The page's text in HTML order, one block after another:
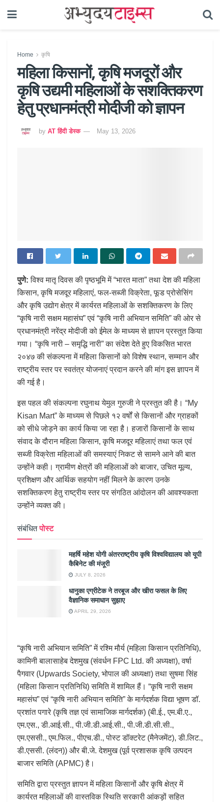
Home कृषि
महिला किसानों, कृषि मजदूरों और
कृषि उद्यमी महिलाओं के सशक्तिकरण
हेतु प्रधानमंत्री मोदीजी को ज्ञापन
by AT हिंदी डेस्क May 13, 2026
पुणे: विश्व मातृ दिवस की पृष्ठभूमि में “भारत माता” तथा देश की महिला
किसान, कृषि मजदूर महिलाएं, फल-सब्जी विक्रेता, फूड प्रोसेसिंग
और कृषि उद्योग क्षेत्र में कार्यरत महिलाओं के सशक्तिकरण के लिए
“कृषि नारी सक्षम महासंघ” एवं “कृषि नारी अभियान समिति” की ओर से
प्रधानमंत्री नरेंद्र मोदीजी को ईमेल के माध्यम से ज्ञापन प्रस्तुत किया
गया। “कृषि नारी – समृद्धि नारी” का संदेश देते हुए विकसित भारत
२०४७ की संकल्पना में महिला किसानों को विशेष स्थान, सम्मान और
राष्ट्रीय स्तर पर स्वतंत्र योजनाएं प्रदान करने की मांग इस ज्ञापन में
की गई है।
इस पहल की संकल्पना रघुनाथ येमुल गुरुजी ने प्रस्तुत की है। “My
Kisan Mart” के माध्यम से पिछले १२ वर्षों से किसानों और ग्राहकों
को सीधे जोड़ने का कार्य किया जा रहा है। हजारों किसानों के साथ
संवाद के दौरान महिला किसान, कृषि मजदूर महिलाएं तथा फल एवं
सब्जी विक्रेता महिलाओं की समस्याएं निकट से सामने आने की बात
उन्होंने कही। ग्रामीण क्षेत्रों की महिलाओं को बाजार, उचित मूल्य,
प्रशिक्षण और आर्थिक सहयोग नहीं मिलने के कारण उनके
सशक्तिकरण हेतु राष्ट्रीय स्तर पर संगठित आंदोलन की आवश्यकता
उन्होंने व्यक्त की।
संबंधित पोस्ट
महर्षि महेश योगी अंतरराष्ट्रीय कृषि विश्वविद्यालय को यूपी
कैबिनेट की मंजूरी
JULY 8, 2026
धानुका एग्रीटेक ने तरबूज और खीरा फसल के लिए
वैज्ञानिक समाधान सुझाए
APRIL 29, 2026
“कृषि नारी अभियान समिति” में रश्मि मौर्य (महिला किसान प्रतिनिधि),
कामिनी बालासाहेब देशमुख (संवर्धन FPC Ltd. की अध्यक्षा), वर्षा
पैगवार (Upwards Society, भोपाल की अध्यक्षा) तथा सुषमा सिंह
(महिला किसान प्रतिनिधि) समिति में शामिल हैं। “कृषि नारी सक्षम
महासंघ” एवं “कृषि नारी अभियान समिति” के मार्गदर्शक विद्या भूषण डॉ.
प्रशांत पगारे (कृषि तज्ञ एवं सामाजिक मार्गदर्शक) (बी.ई., एम.बी.ए.,
एम.एस., डी.आई.सी., पी.जी.डी.आई.सी., पी.जी.डी.सी.सी.,
एम.एससी., एम.फिल., पीएच.डी., पोस्ट डॉक्टरेट (मैनेजमेंट), डी.लिट.,
डी.एससी. (लंदन)) और बी.जे. देशमुख (पूर्व प्रशासक कृषि उत्पदन
बाजार समिति (APMC) है।
समिति द्वारा प्रस्तुत ज्ञापन में महिला किसानों और कृषि क्षेत्र में
कार्यरत महिलाओं की वास्तविक स्थिति सरकारी आंकड़ों सहित